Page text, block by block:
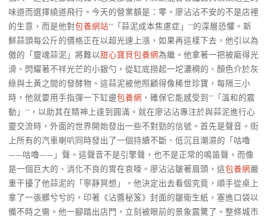
味道而選擇繞道飛行。今天的營業額是：零。廖沾沾不安的不是店裡
的生意，而是他對包養網站**「蒜泥成本焦慮症」**的深層恐懼。新
鮮蒜頭每公斤的價格正在以超光速上漲，如果再這樣下去，他引以為
傲的「靈魂蒜泥」將難以甜心寶貝包養網為繼。他拿著一把被磨得光
滑、閃耀著不祥光芒的小銀勺，從缸底撈起一坨濃稠的、顏色介於灰
綠與土黃之間的發酵物。這蒜泥被他照顧得像稀世珍寶，每隔三小
時，他就要用手指彈一下缸邊包養網 ，確保它能感受到**「溫和的震
動」**，以助其在精神上達到圓滿。就在廖沾沾專注於與蒜泥進行心
靈交流時，外面的世界開始發出一些不對勁的信號。首先是聲音。街
上所有的汽車喇叭同時發出了一個持續不斷、低沉且潮濕的「咕嚕
——咕嚕——」聲。這聲音不是引擎聲，也不是正常的鳴笛聲，而像
是一個巨大的、消化不良的胃在哀嚎。廖沾沾皺著眉頭，這包養網嚴
重干擾了他蒜泥的「寧靜冥想」。他決定出去看個究竟，順手從桌上
拿了一張髒兮兮的，印著《沾醬秘笈》封面的皺衛生紙，塞進口袋以
備不時之需。他一腳踏出店門，立刻被眼前的景象震驚了。整條城市